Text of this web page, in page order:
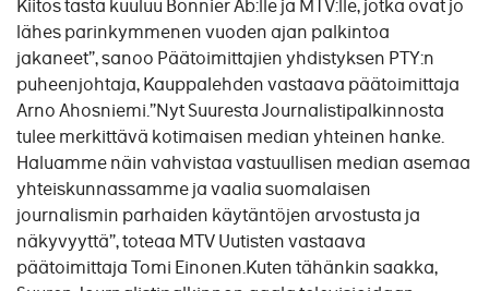
Kiitos tästä kuuluu Bonnier Ab:lle ja MTV:lle, jotka ovat jo
lähes parinkymmenen vuoden ajan palkintoa
jakaneet”, sanoo Päätoimittajien yhdistyksen PTY:n
puheenjohtaja, Kauppalehden vastaava päätoimittaja
Arno Ahosniemi.”Nyt Suuresta Journalistipalkinnosta
tulee merkittävä kotimaisen median yhteinen hanke.
Haluamme näin vahvistaa vastuullisen median asemaa
yhteiskunnassamme ja vaalia suomalaisen
journalismin parhaiden käytäntöjen arvostusta ja
näkyvyyttä”, toteaa MTV Uutisten vastaava
päätoimittaja Tomi Einonen.Kuten tähänkin saakka,